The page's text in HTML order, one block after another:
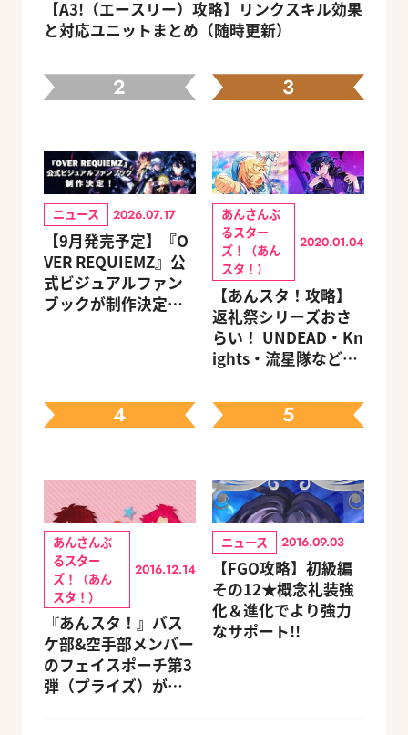
【A3!（エースリー）攻略】リンクスキル効果
と対応ユニットまとめ（随時更新）
2
ニュース 2026.07.17
【9月発売予定】『O
VER REQUIEMZ』公
式ビジュアルファン
ブックが制作決定！
3
あんさんぶ
るスター
ズ！（あん
スタ！）
2020.01.04
【あんスタ！攻略】
返礼祭シリーズおさ
らい！ UNDEAD・Kn
ights・流星隊など、
ェック
4
あんさんぶ
るスター
ズ！（あん
スタ！）
2016.12.14
『あんスタ！』バス
ケ部&空手部メンバー
のフェイスポーチ第3
弾（プライズ）がこ
5
ニュース 2016.09.03
【FGO攻略】初級編
その12★概念礼装強
化＆進化でより強力
なサポート!!